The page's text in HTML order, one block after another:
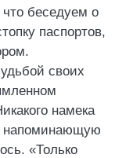
что беседуем о
паспортов,
своих
намека
напоминающую
«Только